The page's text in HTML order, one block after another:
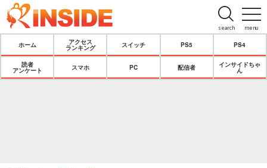
menu
search
ホーム
アクセス
ランキング
スイッチ PS5 PS4
読者
アンケート
スマホ PC 配信者
インサイドちゃ
ん